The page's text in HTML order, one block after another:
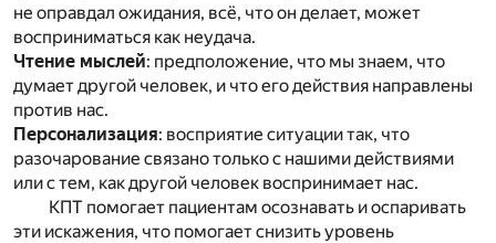
не оправдал ожидания, всё, что он делает, может
восприниматься как неудача.
Чтение мыслей: предположение, что мы знаем, что
думает другой человек, и что его действия направлены
против нас.
Персонализация: восприятие ситуации так, что
разочарование связано только с нашими действиями
или с тем, как другой человек воспринимает нас.
КПТ помогает пациентам осознавать и оспаривать
эти искажения, что помогает снизить уровень